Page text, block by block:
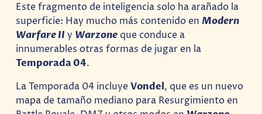
Este fragmento de inteligencia solo ha arañado la
superficie: Hay mucho más contenido enModern
Warfare II y Warzoneque conduce a
innumerables otras formas de jugar en la
Temporada 04.
La Temporada 04 incluyeVondel, que es un nuevo
mapa de tamaño mediano para Resurgimiento en